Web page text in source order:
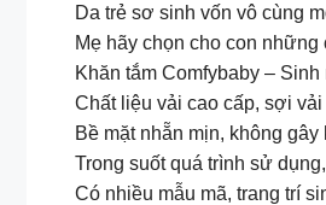
Da trẻ sơ sinh vốn vô cùng
Mẹ hãy chọn cho con
Khăn tắm Comfybaby –
Chất liệu vải cao cấp, sợi
Bề mặt nhẵn mịn, không
Trong suốt quá trình sử
Có nhiều mẫu mã, trang trí